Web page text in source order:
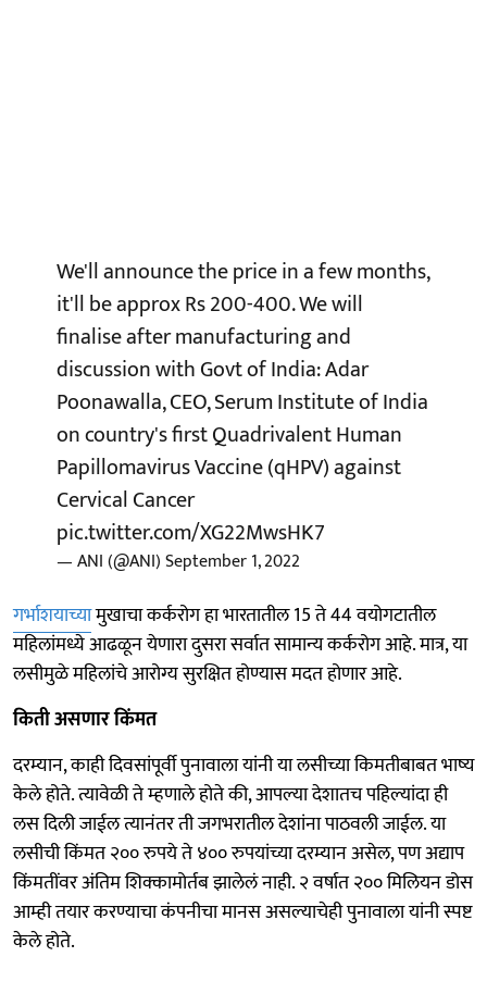
We'll announce the price in a few months,
it'll be approx Rs 200-400. We will
finalise after manufacturing and
discussion with Govt of India: Adar
Poonawalla, CEO, Serum Institute of India
on country's first Quadrivalent Human
Papillomavirus Vaccine (qHPV) against
Cervical Cancer
pic.twitter.com/XG22MwsHK7
— ANI (@ANI)September 1, 2022
गर्भाशयाच्यामुखाचा कर्करोग हा भारतातील 15 ते 44 वयोगटातील
महिलांमध्ये आढळून येणारा दुसरा सर्वात सामान्य कर्करोग आहे. मात्र, या
लसीमुळे महिलांचे आरोग्य सुरक्षित होण्यास मदत होणार आहे.
किती असणार किंमत
दरम्यान, काही दिवसांपूर्वी पुनावाला यांनी या लसीच्या किमतीबाबत भाष्य
केले होते. त्यावेळी ते म्हणाले होते की, आपल्या देशातच पहिल्यांदा ही
लस दिली जाईल त्यानंतर ती जगभरातील देशांना पाठवली जाईल. या
लसीची किंमत २०० रुपये ते ४०० रुपयांच्या दरम्यान असेल, पण अद्याप
किंमतींवर अंतिम शिक्कामोर्तब झालेलं नाही. २ वर्षात २०० मिलियन डोस
आम्ही तयार करण्याचा कंपनीचा मानस असल्याचेही पुनावाला यांनी स्पष्ट
केले होते.